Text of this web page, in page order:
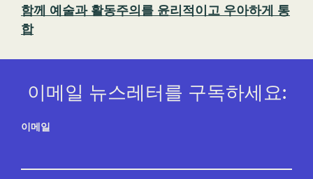
함께 예술과 활동주의를 윤리적이고 우아하게 통
합
이메일 뉴스레터를 구독하세요:
이메일